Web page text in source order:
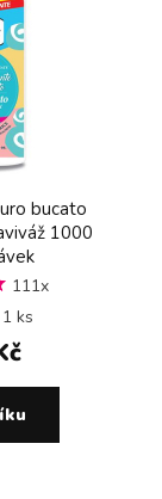
bucato
1000
111x
ks